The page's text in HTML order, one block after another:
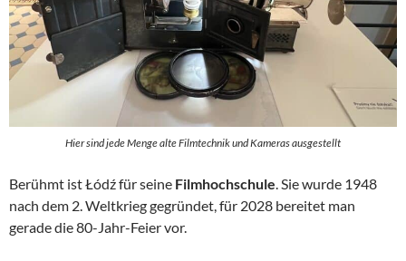
Hier sind jede Menge alte Filmtechnik und Kameras ausgestellt
Berühmt ist Łódź für seine Filmhochschule. Sie wurde 1948
nach dem 2. Weltkrieg gegründet, für 2028 bereitet man
gerade die 80-Jahr-Feier vor.